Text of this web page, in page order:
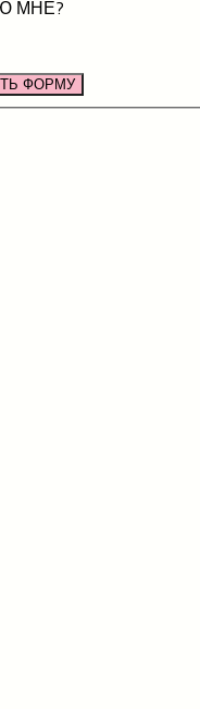
МНЕ?
ФОРМУ